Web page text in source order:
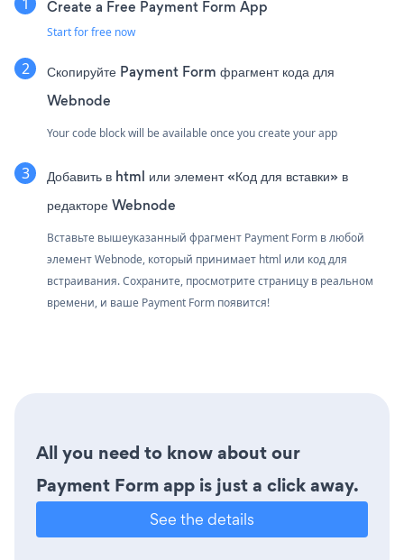
Create a Free Payment Form App
Start for free now
Скопируйте Payment Form фрагмент кода для
Webnode
Your code block will be available once you create your app
Добавить в html или элемент «Код для вставки» в
редакторе Webnode
Вставьте вышеуказанный фрагмент Payment Form в любой
элемент Webnode, который принимает html или код для
встраивания. Сохраните, просмотрите страницу в реальном
времени, и ваше Payment Form появится!
All you need to know about our
Payment Form app is just a click away.
See the details